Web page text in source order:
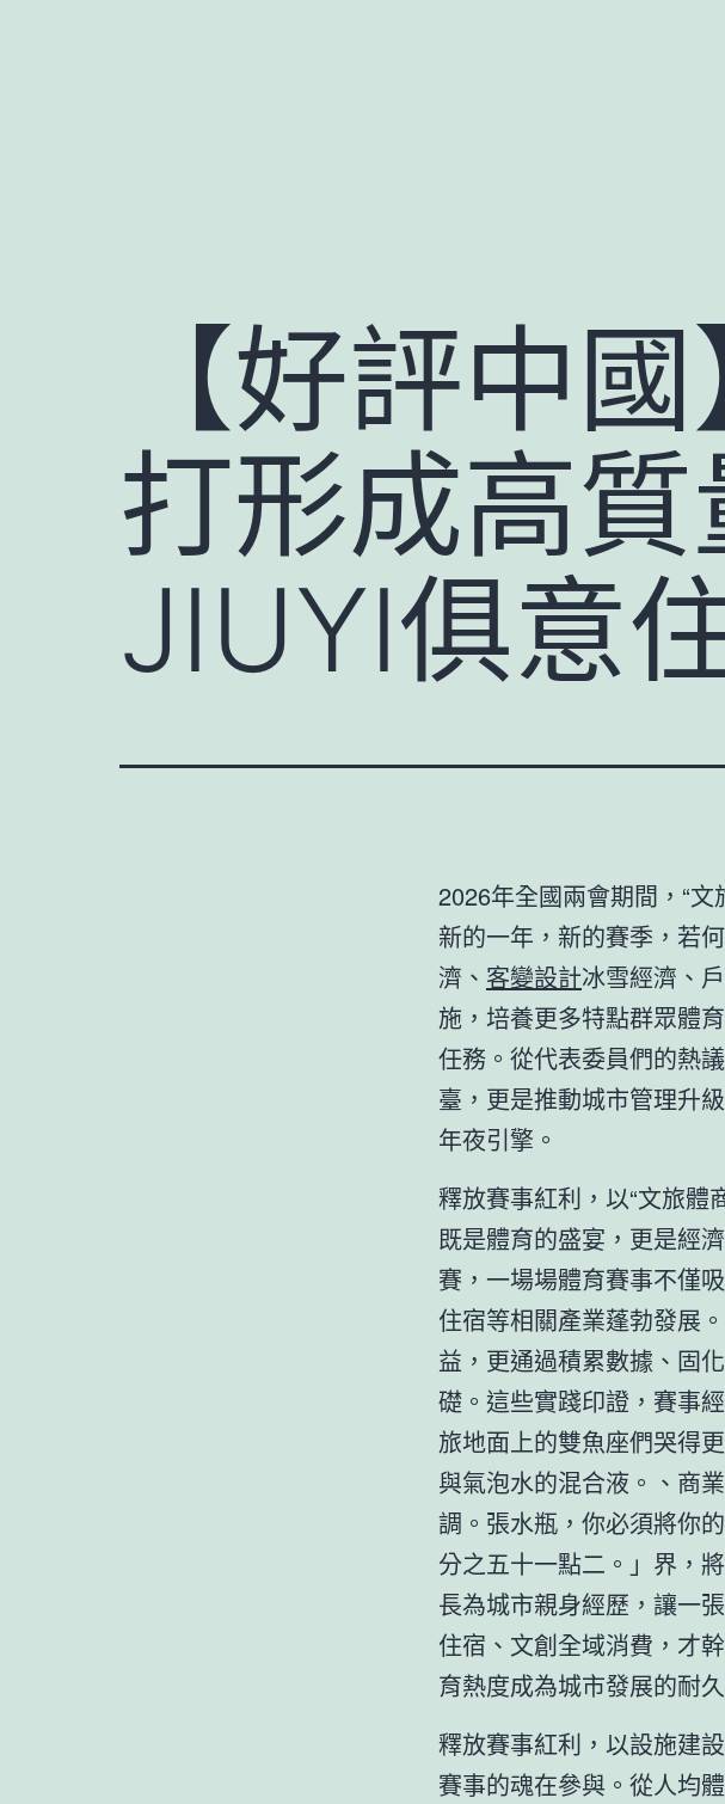
【好評中
打形成高質
JIUYI俱意
2026年全國兩會期間，“文
新的一年，新的賽季，若
濟、 客變設計冰雪經濟、
施，培養更多特點群眾體
任務。從代表委員們的熱
臺，更是推動城市管理升
年夜引擎。
釋放賽事紅利，以“文旅體
既是體育的盛宴，更是經
賽，一場場體育賽事不僅
住宿等相關產業蓬勃發展
益，更通過積累數據、固
礎。這些實踐印證，賽事
旅地面上的雙魚座們哭得
與氣泡水的混合液。、商
調。張水瓶，你必須將你
分之五十一點二。」界，
長為城市親身經歷，讓一
住宿、文創全域消費，才
育熱度成為城市發展的耐
釋放賽事紅利，以設施建
賽事的魂在參與。從人均